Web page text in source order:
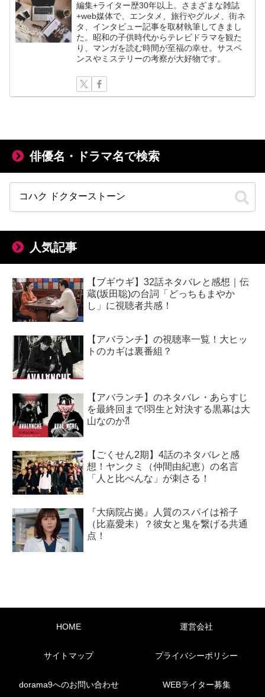
編集+ライター歴30年以上。さまざまな雑誌
+web媒体で、エンタメ、旅行やグルメ、街ネ
タ、インタビュー記事を取材執筆してきまし
た。昭和の子供時代からテレビドラマを観た
り、マンガを読む時間が至福の幸せ。サスペ
ンスやミステリーの考察が大好物です。
俳優名・ドラマ名で検索
人気記事
【ブギウギ】32話ネタバレと感想｜伝
蔵(坂田聡)の台詞「どっちもまやか
し」に視聴者共感！
【アバランチ】の視聴率一覧！大ヒッ
トのカギは裏番組？
【アバランチ】のネタバレ・あらすじ
を最終回まで!羽生と対決する黒幕は大
山なのか⁈
【ごくせん2期】4話のネタバレと感
想！ヤンクミ（仲間由紀恵）の名言
「人と比べんな」が刺さる！
『大病院占拠』人質のスパイは裕子
（比嘉愛未）？彼女と鬼を繋げる共通
点！
HOME 運営会社
サイトマップ プライバシーポリシー
dorama9へのお問い合わせ WEBライター募集